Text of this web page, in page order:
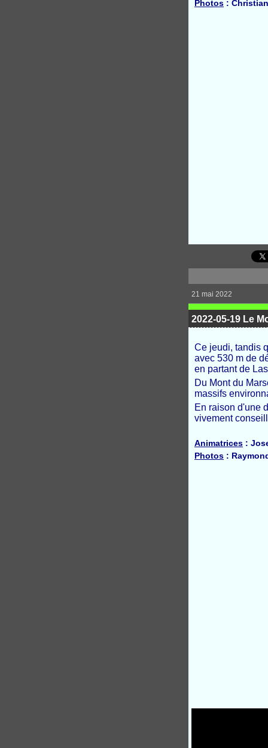
Photos :
21 mai 2022
2022-05-19 Le
Ce jeudi, tandis
avec 530 m de
en partant de
Du Mont du
massifs
En raison d'une
vivement
Animatrices :
Photos :